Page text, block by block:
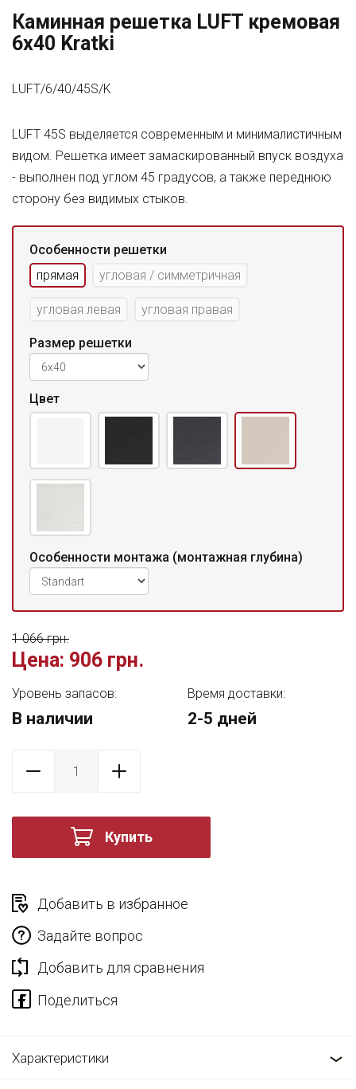
Каминная решетка LUFT кремовая
6x40 Kratki
LUFT/6/40/45S/K
LUFT 45S выделяется современным и минималистичным
видом. Решетка имеет замаскированный впуск воздуха
- выполнен под углом 45 градусов, а также переднюю
сторону без видимых стыков.
Особенности решетки
прямая
угловая / симметричная
угловая левая угловая правая
Размер решетки
Цвет
Особенности монтажа (монтажная глубина)
Цена: 906 грн.
1 066 грн.
Уровень запасов:
В наличии
Время доставки:
2-5 дней
Купить
Добавить в избранное
Задайте вопрос
Добавить для сравнения
Характеристики